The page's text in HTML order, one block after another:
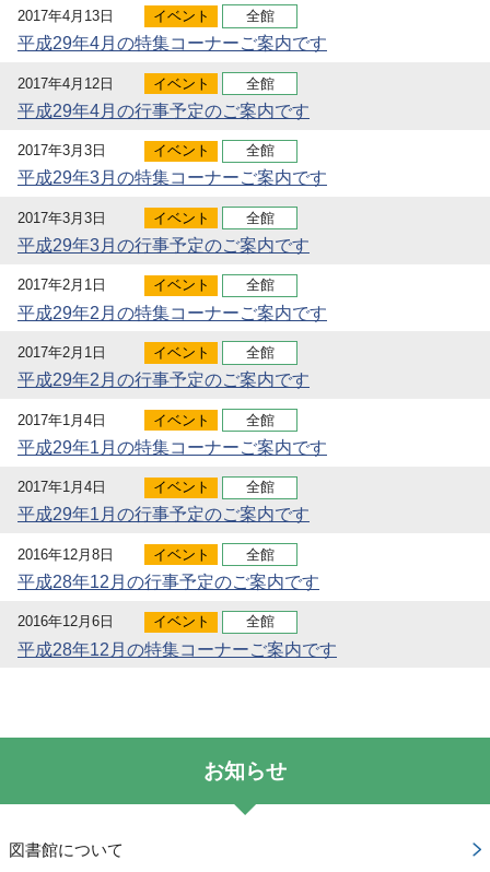
2017年4月13日 イベント 全館
平成29年4月の特集コーナーご案内です
2017年4月12日 イベント 全館
平成29年4月の行事予定のご案内です
2017年3月3日 イベント 全館
平成29年3月の特集コーナーご案内です
2017年3月3日 イベント 全館
平成29年3月の行事予定のご案内です
2017年2月1日 イベント 全館
平成29年2月の特集コーナーご案内です
2017年2月1日 イベント 全館
平成29年2月の行事予定のご案内です
2017年1月4日 イベント 全館
平成29年1月の特集コーナーご案内です
2017年1月4日 イベント 全館
平成29年1月の行事予定のご案内です
2016年12月8日 イベント 全館
平成28年12月の行事予定のご案内です
2016年12月6日 イベント 全館
平成28年12月の特集コーナーご案内です
お知らせ
図書館について